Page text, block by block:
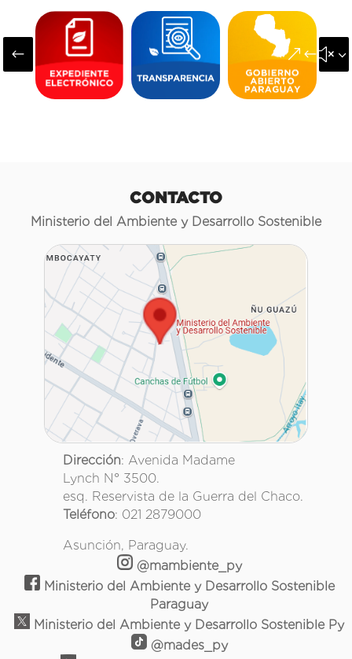
#
CONTACTO
Ministerio del Ambiente y Desarrollo Sostenible
Dirección: Avenida Madame
Lynch N° 3500.
esq. Reservista de la Guerra del Chaco.
Teléfono: 021 2879000
Asunción, Paraguay.
@mambiente_py
Ministerio del Ambiente y Desarrollo Sostenible
Paraguay
Ministerio del Ambiente y Desarrollo Sostenible Py
@mades_py